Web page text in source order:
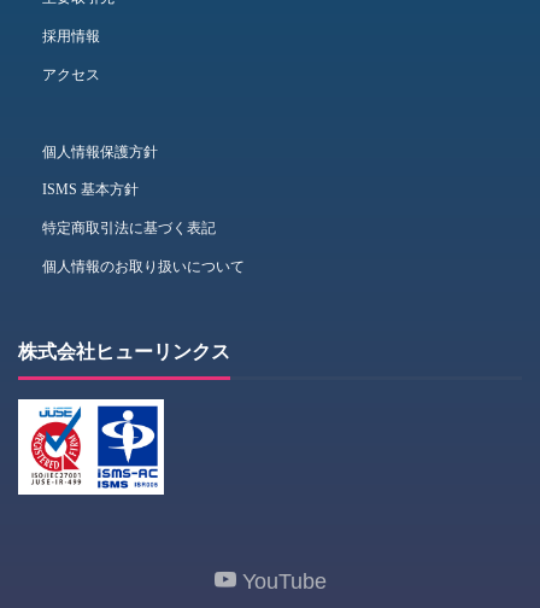
採用情報
アクセス
個人情報保護方針
ISMS 基本方針
特定商取引法に基づく表記
個人情報のお取り扱いについて
株式会社ヒューリンクス
YouTube